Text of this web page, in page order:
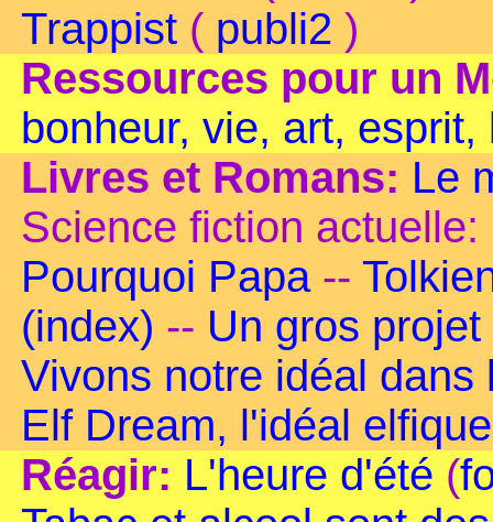
Trappist( publi2 )
Ressources pour un
bonheur, vie, art,
Livres et Romans: Le
Science fiction actuelle:
Pourquoi Papa--
(index) -- Un gros projet
Vivons notre idéal
Elf Dream, l'idéal elfique
Réagir: L'heure d'été (